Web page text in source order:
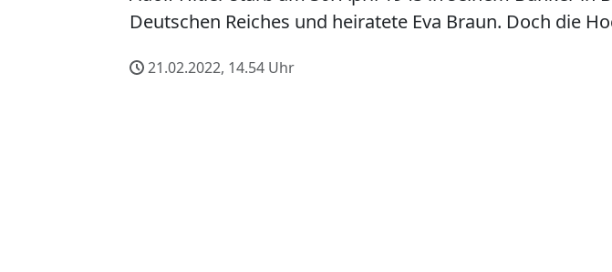
Deutschen Reiches und heiratete Eva Braun. Doch die
21.02.2022, 14.54 Uhr